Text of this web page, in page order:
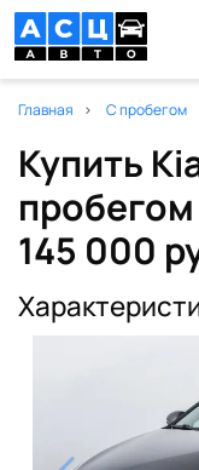
Главная С пробегом
Купить
145 000